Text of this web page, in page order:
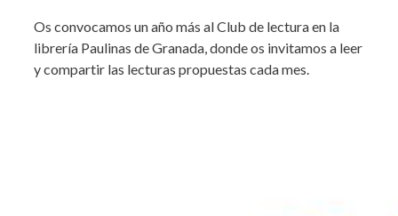
Os convocamos un año más al Club de lectura en la
librería Paulinas de Granada, donde os invitamos a leer
y compartir las lecturas propuestas cada mes.